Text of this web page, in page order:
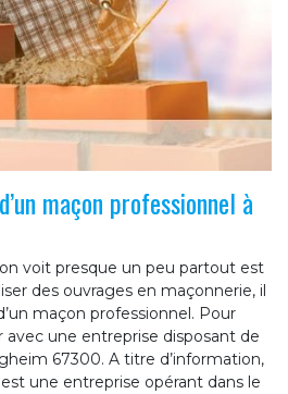
maçon professionnel à
voit presque un peu partout est
des ouvrages en maçonnerie, il
maçon professionnel. Pour
avec une entreprise disposant de
67300. A titre d’information,
une entreprise opérant dans le